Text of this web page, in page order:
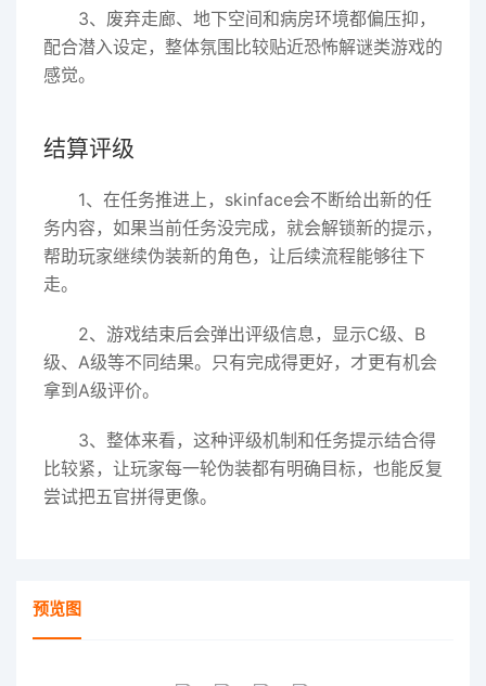
3、废弃走廊、地下空间和病房环境都偏压抑，
配合潜入设定，整体氛围比较贴近恐怖解谜类游戏的
感觉。
结算评级
1、在任务推进上，skinface会不断给出新的任
务内容，如果当前任务没完成，就会解锁新的提示，
帮助玩家继续伪装新的角色，让后续流程能够往下
走。
2、游戏结束后会弹出评级信息，显示C级、B
级、A级等不同结果。只有完成得更好，才更有机会
拿到A级评价。
3、整体来看，这种评级机制和任务提示结合得
比较紧，让玩家每一轮伪装都有明确目标，也能反复
尝试把五官拼得更像。
预览图